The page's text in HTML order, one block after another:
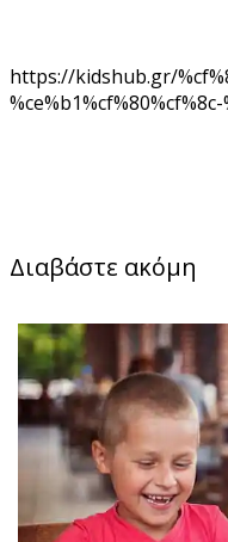
https://kidshub.gr/
Διαβάστε ακόμη